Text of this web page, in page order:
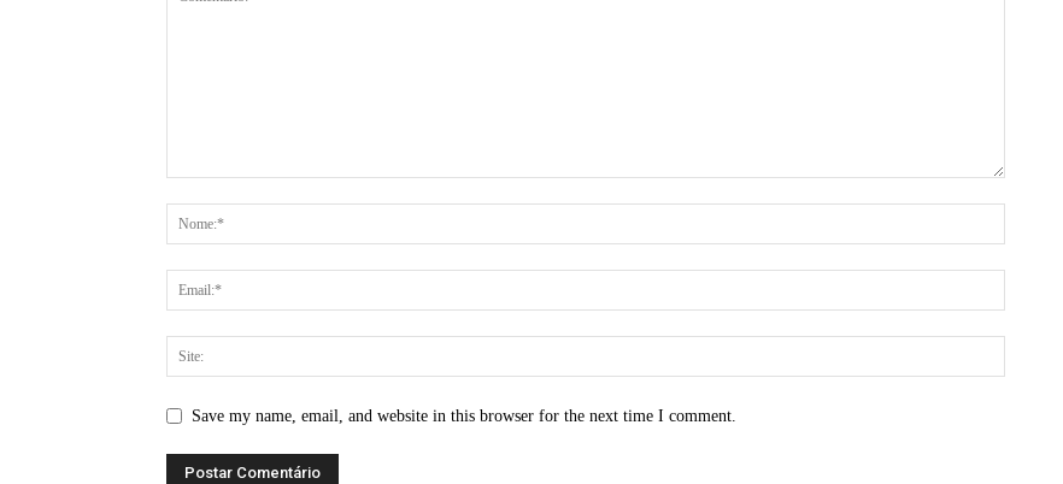
Save my name, email, and website in this browser for the next time I comment.